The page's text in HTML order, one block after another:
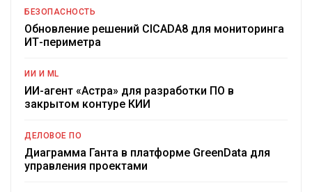
БЕЗОПАСНОСТЬ
Обновление решений CICADA8 для мониторинга
ИТ-периметра
ИИ И ML
ИИ-агент «Астра» для разработки ПО в
закрытом контуре КИИ
ДЕЛОВОЕ ПО
Диаграмма Ганта в платформе GreenData для
управления проектами